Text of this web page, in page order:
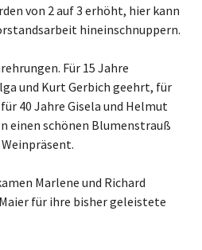
von 2 auf 3 erhöht, hier kann
hineinschnuppern.
Für 15 Jahre
und Kurt Gerbich geehrt, für
40 Jahre Gisela und Helmut
einen schönen Blumenstrauß
Marlene und Richard
für ihre bisher geleistete